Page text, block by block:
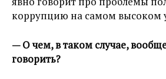
коррупцию на самом высоком
— О чем, в таком случае,
говорить?